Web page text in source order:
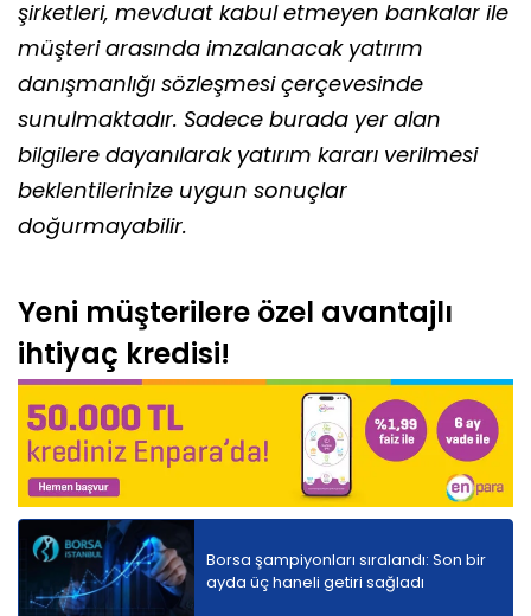
şirketleri, mevduat kabul etmeyen bankalar ile
müşteri arasında imzalanacak yatırım
danışmanlığı sözleşmesi çerçevesinde
sunulmaktadır. Sadece burada yer alan
bilgilere dayanılarak yatırım kararı verilmesi
beklentilerinize uygun sonuçlar
doğurmayabilir.
Yeni müşterilere özel avantajlı
ihtiyaç kredisi!
Borsa şampiyonları sıralandı: Son bir
ayda üç haneli getiri sağladı